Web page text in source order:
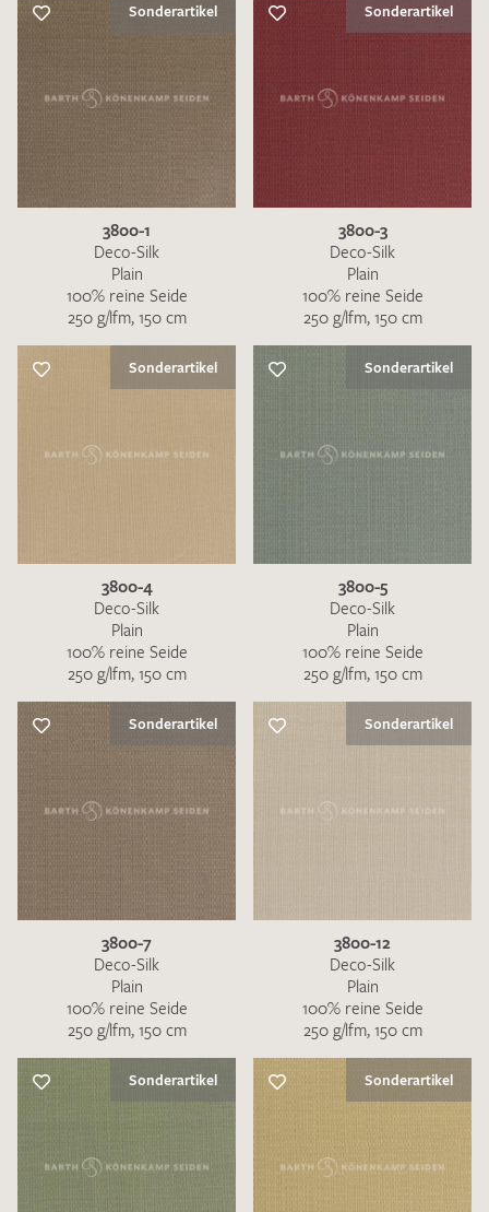
MUSTERANFRAGE SENDEN
Sonderartikel
3800-1
Deco-Silk
Plain
100% reine Seide
250 g/lfm, 150 cm
Sonderartikel
3800-3
Deco-Silk
Plain
100% reine Seide
250 g/lfm, 150 cm
Sonderartikel
3800-4
Deco-Silk
Plain
100% reine Seide
250 g/lfm, 150 cm
Sonderartikel
3800-5
Deco-Silk
Plain
100% reine Seide
250 g/lfm, 150 cm
Sonderartikel
3800-7
Deco-Silk
Plain
100% reine Seide
250 g/lfm, 150 cm
Sonderartikel
3800-12
Deco-Silk
Plain
100% reine Seide
250 g/lfm, 150 cm
Sonderartikel Sonderartikel